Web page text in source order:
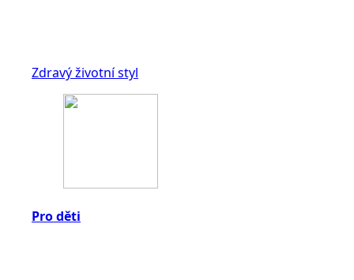
Zdravý životní styl
Pro děti